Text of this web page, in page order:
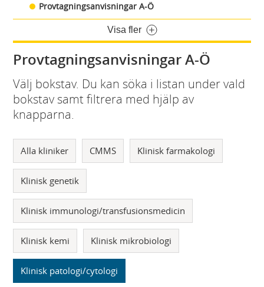
Provtagningsanvisningar A-Ö
Visa fler
Provtagningsanvisningar A-Ö
Välj bokstav. Du kan söka i listan under vald
bokstav samt filtrera med hjälp av
knapparna.
Alla kliniker CMMS Klinisk farmakologi
Klinisk genetik
Klinisk immunologi/transfusionsmedicin
Klinisk kemi Klinisk mikrobiologi
Klinisk patologi/cytologi